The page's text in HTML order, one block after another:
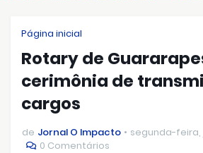
Página inicial
Rotary de
cerimônia de
cargos
de Jornal O Impacto
segunda-feira,
0 Comentários